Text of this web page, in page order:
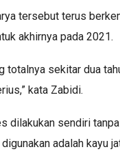
tersebut terus
akhirnya pada 2021.
totalnya sekitar dua
kata Zabidi.
dilakukan sendiri
adalah kayu